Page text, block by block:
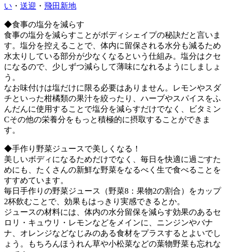
い ・ 送迎 ・ 飛田新地
◆食事の塩分を減らす
食事の塩分を減らすことがボディシェイプの秘訣だと言いま
す。塩分を控えることで、体内に留保される水分も減るため
水太りしている部分が少なくなるという仕組み。塩分はクセ
になるので、少しずつ減らして薄味になれるようにしましょ
う。
なお味付けは塩だけに限る必要はありません。レモンやスダ
チといった柑橘類の果汁を絞ったり、ハーブやスパイスをふ
んだんに使用することで塩分を減らすだけでなく、ビタミン
Cその他の栄養分をもっと積極的に摂取することができま
す。
◆手作り野菜ジュースで美しくなる！
美しいボディになるためだけでなく、毎日を快適に過ごすた
めにも、たくさんの新鮮な野菜をなるべく生で食べることを
すすめています。
毎日手作りの野菜ジュース（野菜8：果物2の割合）をカップ
2杯飲むことで、効果もはっきり実感できるとか。
ジュースの材料には、体内の水分留保を減らす効果のあるセ
ロリ・キュウリ・レモンなどをメインに、ニンジンやバナ
ナ、オレンジなどなじみのある食材をプラスするとよいでし
ょう。もちろんほうれん草や小松菜などの葉物野菜も忘れな